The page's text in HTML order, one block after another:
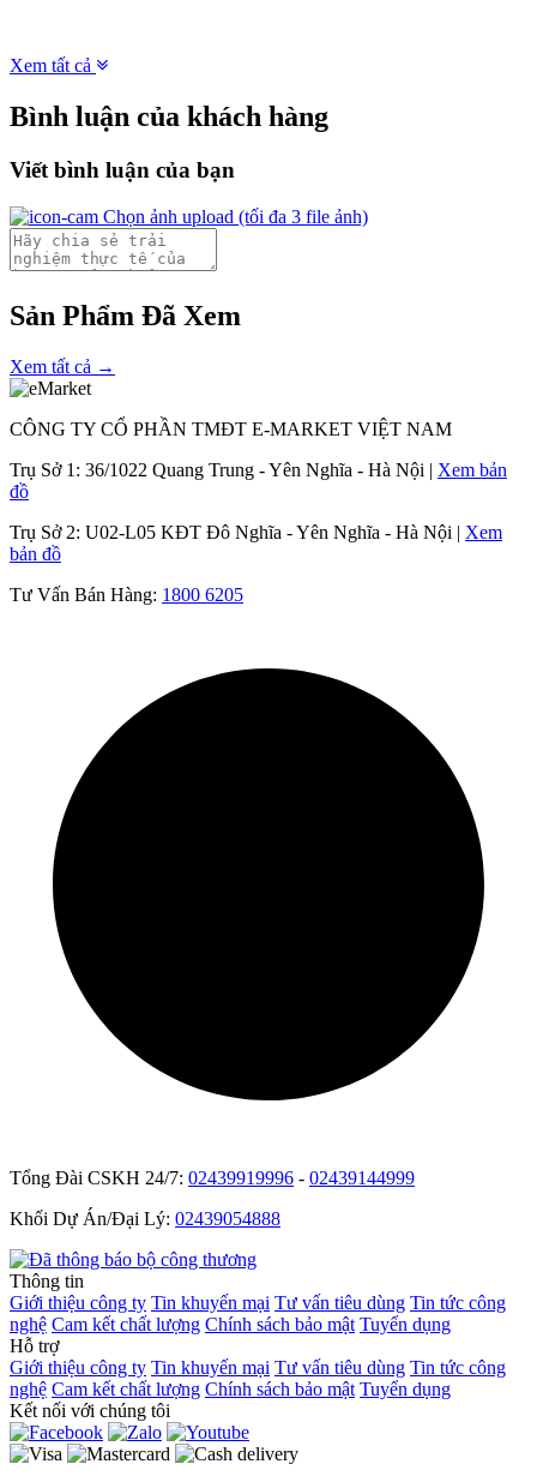
Xem tất cả
Bình luận của khách hàng
Viết bình luận của bạn
Chọn ảnh upload (tối đa 3 file ảnh)
Sản Phẩm Đã Xem
Xem tất cả →
CÔNG TY CỔ PHẦN TMĐT E-MARKET VIỆT NAM
Trụ Sở 1: 36/1022 Quang Trung - Yên Nghĩa - Hà Nội | Xem bản
đồ
Trụ Sở 2: U02-L05 KĐT Đô Nghĩa - Yên Nghĩa - Hà Nội | Xem
bản đồ
Tư Vấn Bán Hàng: 1800 6205
Tổng Đài CSKH 24/7: 02439919996 - 02439144999
Khối Dự Án/Đại Lý: 02439054888
Thông tin
Giới thiệu công ty Tin khuyến mại Tư vấn tiêu dùng Tin tức công
nghệ Cam kết chất lượng Chính sách bảo mật Tuyển dụng
Hỗ trợ
Giới thiệu công ty Tin khuyến mại Tư vấn tiêu dùng Tin tức công
nghệ Cam kết chất lượng Chính sách bảo mật Tuyển dụng
Kết nối với chúng tôi